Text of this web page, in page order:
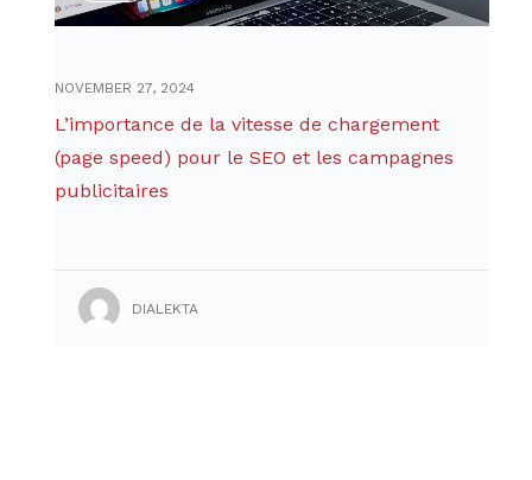
NOVEMBER 27, 2024
L’importance de la vitesse de chargement
(page speed) pour le SEO et les campagnes
publicitaires
DIALEKTA